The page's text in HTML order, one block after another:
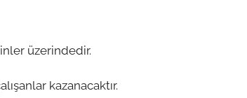
üzerindedir.
kazanacaktır.